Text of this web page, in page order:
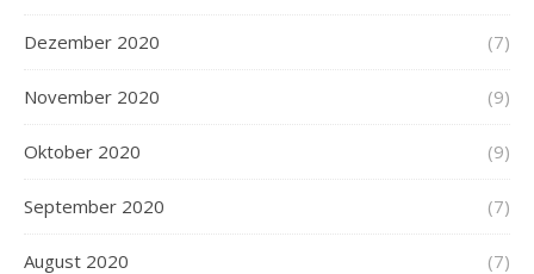
Dezember 2020 (7)
November 2020 (9)
Oktober 2020 (9)
September 2020 (7)
August 2020 (7)